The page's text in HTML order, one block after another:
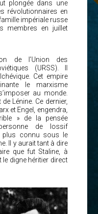
plongée dans une
révolutionnaires en
impériale russe
membres en juillet
de l’Union des
(URSS). Il
Cet empire
le marxisme
au monde.
Lénine. Ce dernier,
et Engel, engendra,
» de la pensée
de Iossif
plus connu sous le
Il y aurait tant à dire
que fut Staline, à
digne héritier direct